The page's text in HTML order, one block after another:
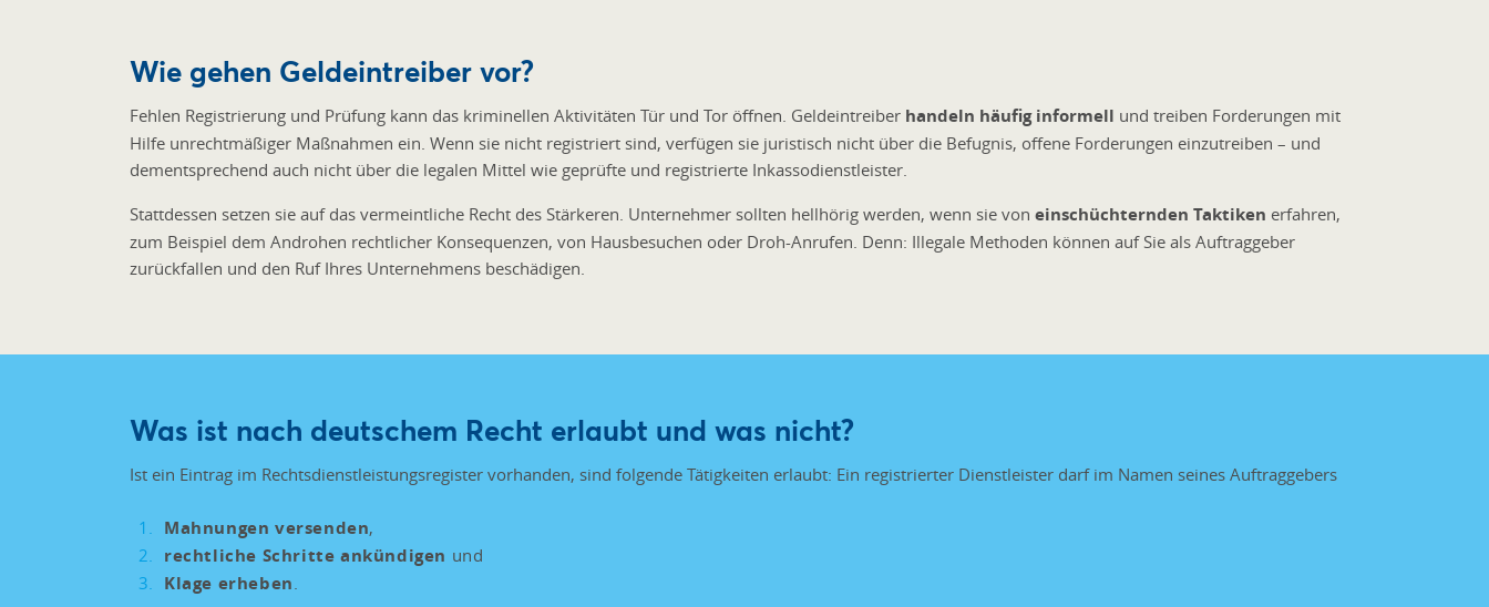
Wie gehen Geldeintreiber vor?
Fehlen Registrierung und Prüfung kann das kriminellen Aktivitäten Tür und Tor öffnen. Geldeintreiber handeln häufig informell und treiben Forderungen mit
Hilfe unrechtmäßiger Maßnahmen ein. Wenn sie nicht registriert sind, verfügen sie juristisch nicht über die Befugnis, offene Forderungen einzutreiben – und
dementsprechend auch nicht über die legalen Mittel wie geprüfte und registrierte Inkassodienstleister.
Stattdessen setzen sie auf das vermeintliche Recht des Stärkeren. Unternehmer sollten hellhörig werden, wenn sie von einschüchternden Taktiken erfahren,
zum Beispiel dem Androhen rechtlicher Konsequenzen, von Hausbesuchen oder Droh-Anrufen. Denn: Illegale Methoden können auf Sie als Auftraggeber
zurückfallen und den Ruf Ihres Unternehmens beschädigen.
Was ist nach deutschem Recht erlaubt und was nicht?
Ist ein Eintrag im Rechtsdienstleistungsregister vorhanden, sind folgende Tätigkeiten erlaubt: Ein registrierter Dienstleister darf im Namen seines Auftraggebers
Mahnungen versenden,
rechtliche Schritte ankündigen und
Klage erheben